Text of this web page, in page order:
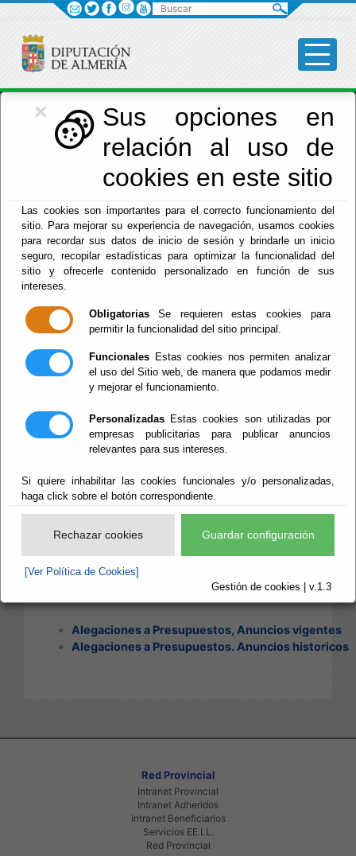
×
Sus opciones en
relación al uso de
cookies en este sitio
Las cookies son importantes para el correcto funcionamiento del
sitio. Para mejorar su experiencia de navegación, usamos cookies
para recordar sus datos de inicio de sesión y brindarle un inicio
seguro, recopilar estadísticas para optimizar la funcionalidad del
sitio y ofrecerle contenido personalizado en función de sus
intereses.
Obligatorias Se requieren estas cookies para
permitir la funcionalidad del sitio principal.
Funcionales Estas cookies nos permiten analizar
el uso del Sitio web, de manera que podamos medir
y mejorar el funcionamiento.
Personalizadas Estas cookies son utilizadas por
empresas publicitarias para publicar anuncios
relevantes para sus intereses.
Si quiere inhabilitar las cookies funcionales y/o personalizadas,
haga click sobre el botón correspondiente.
Rechazar cookies Guardar configuración
[Ver Política de Cookies]
Gestión de cookies | v.1.3
Economía
Menú Hacienda
PRESUPUESTOS
ALEGACIONES
FORMULADAS A
LOS
PRESUPUESTOS
Información sobre
Presupuestos, tanto de
ejercicio en curso
como ejercicios
anteriores:
Alegaciones a Presupuestos, Anuncios vigentes
Alegaciones a Presupuestos. Anuncios historicos
Red Provincial
Intranet Provincial
Intranet Adheridos
Intranet Beneficiarios
Servicios EE.LL.
Red Provincial
Buscar